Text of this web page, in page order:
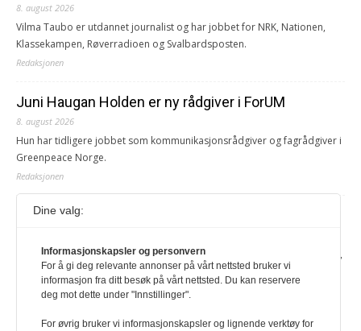
8. august 2026
Vilma Taubo er utdannet journalist og har jobbet for NRK, Nationen,
Klassekampen, Røverradioen og Svalbardsposten.
Redaksjonen
Juni Haugan Holden er ny rådgiver i ForUM
8. august 2026
Hun har tidligere jobbet som kommunikasjonsrådgiver og fagrådgiver i
Greenpeace Norge.
Redaksjonen
Journalist fra Vietnam idømt 7 års fengsel
Kommunistpartiet i Vietnam har total kontroll over alle offisielle medier,
aviser, TV- og radiokanaler. For å lese denne må du ha abonnement
Logg inn her Ny abonnent? Velg Årsabonnement, Månedsabonnement
og bedrifter.
Dine valg:
Informasjonskapsler og personvern
For å gi deg relevante annonser på vårt nettsted bruker vi
informasjon fra ditt besøk på vårt nettsted. Du kan reservere
deg mot dette under "Innstillinger".
For øvrig bruker vi informasjonskapsler og lignende verktøy for